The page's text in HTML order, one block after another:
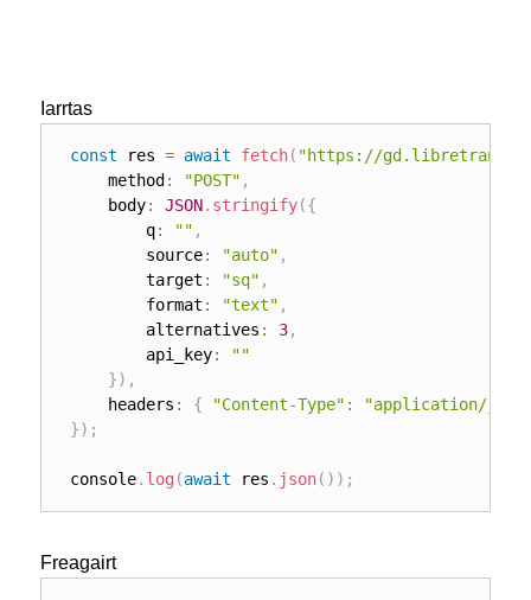
Iarrtas
const res = await fetch( "https://
	method
: "POST" ,
	body
: JSON. stringify({
		q
: "" ,
		source
: "auto" ,
		target
: "sq" ,
		format
: "text" ,
		alternatives
: 3,
		api_key
:
""
}) ,
	headers
: { "Content-Type" :
"application/
}) ;
console. log (await res . json( ) ) ;
Freagairt